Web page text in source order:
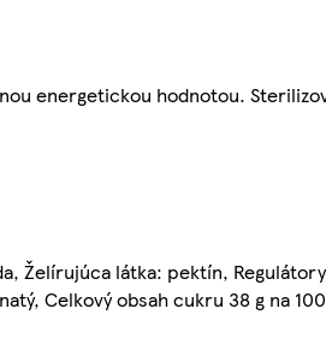
energetickou hodnotou.
Želírujúca látka: pektín,
Celkový obsah cukru 38 g na